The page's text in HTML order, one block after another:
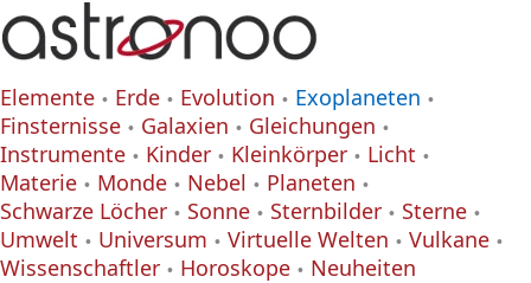
Elemente Erde Evolution
Exoplaneten
Finsternisse
Galaxien
Gleichungen
Instrumente
Kinder Kleinkörper
Licht
Materie
Monde Nebel
Planeten
Schwarze Löcher
Sonne Sternbilder
Sterne
Umwelt
Universum Virtuelle Welten
Vulkane
Wissenschaftler
Horoskope Neuheiten